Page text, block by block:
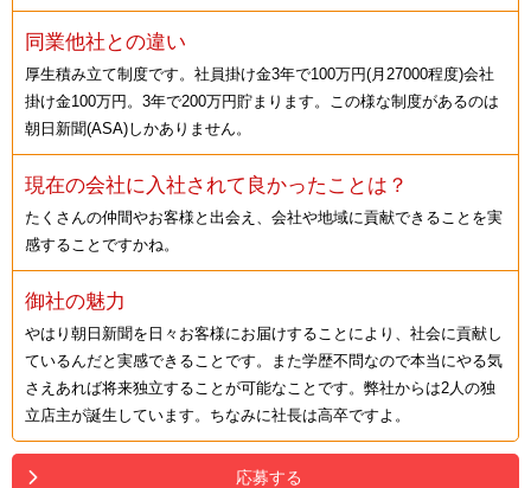
同業他社との違い
厚生積み立て制度です。社員掛け金3年で100万円(月27000程度)会社
掛け金100万円。3年で200万円貯まります。この様な制度があるのは
朝日新聞(ASA)しかありません。
現在の会社に入社されて良かったことは？
たくさんの仲間やお客様と出会え、会社や地域に貢献できることを実
感することですかね。
御社の魅力
やはり朝日新聞を日々お客様にお届けすることにより、社会に貢献し
ているんだと実感できることです。また学歴不問なので本当にやる気
さえあれば将来独立することが可能なことです。弊社からは2人の独
立店主が誕生しています。ちなみに社長は高卒ですよ。
応募する